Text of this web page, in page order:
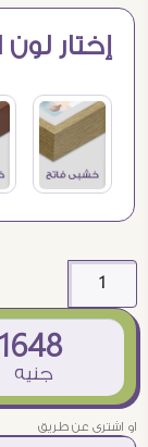
إختار لون
1648
جنيه
او اشترى عن طريق